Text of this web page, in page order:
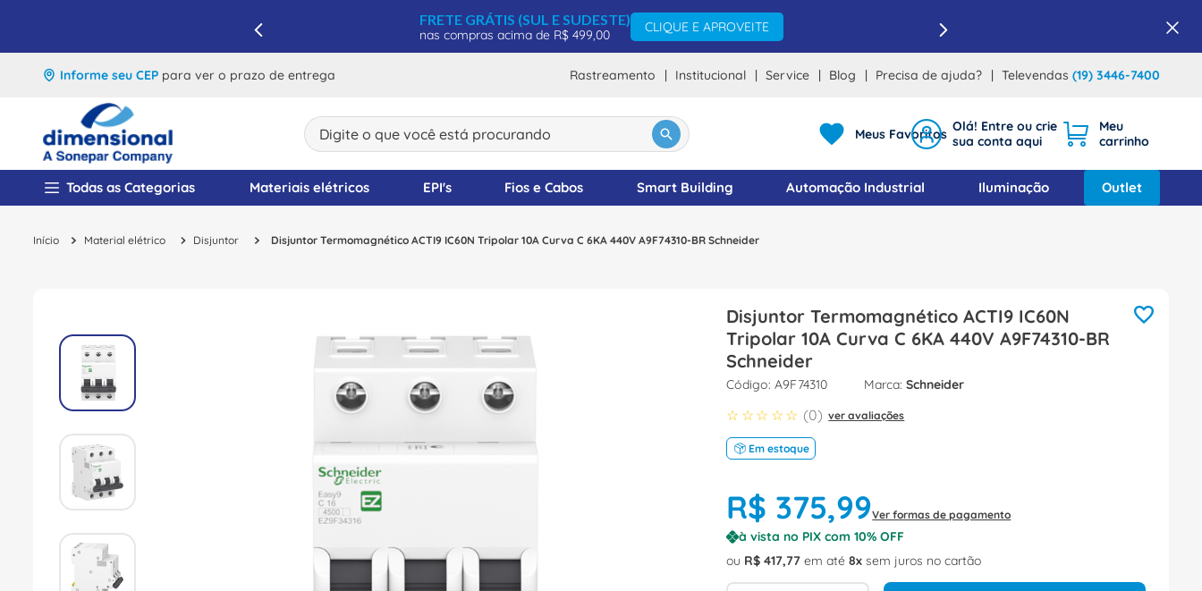
FRETE GRÁTIS (SUL E SUDESTE)
nas compras acima de R$ 499,00
CLIQUE E APROVEITE
Informe seu CEP para ver o prazo de entrega Rastreamento Institucional Service Blog Precisa de ajuda? Televendas (19) 3446-7400
Digite o que você está procurando
Meus Favoritos
Todas as Categorias Materiais elétricos EPI's Fios e Cabos Smart Building Automação Industrial Iluminação Outlet
Material elétrico Disjuntor Disjuntor Termomagnético ACTI9 IC60N Tripolar 10A Curva C 6KA 440V A9F74310-BR Schneider
Disjuntor Termomagnético ACTI9 IC60N
Tripolar 10A Curva C 6KA 440V A9F74310-BR
Schneider
: A9F74310 Schneider
☆ ☆ ☆ ☆ ☆ (0) ver avaliações
Em estoque
R$ 375,99Ver formas de pagamento
à vista no PIX com10% OFF
ou R$ 417,77 em até8 sem juros no cartão
1º disjuntor
2º cabo flexivel
tomada
fita isolante
disjuntor motor